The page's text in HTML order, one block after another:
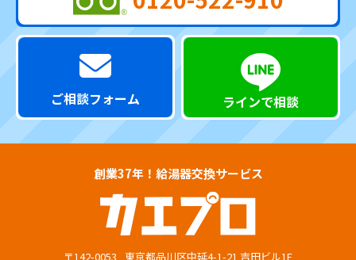
ご相談フォーム ラインで相談
創業37年！給湯器交換サービス
〒142-0053 東京都品川区中延4-1-21 吉田ビル1F